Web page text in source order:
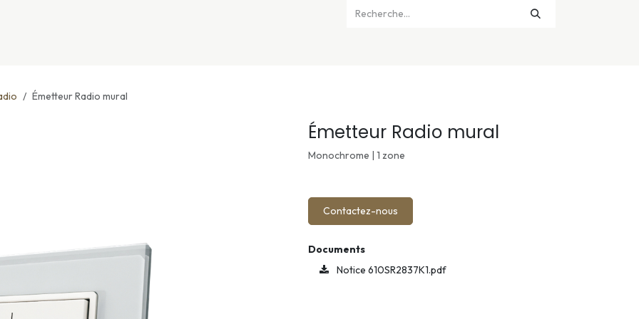
Émetteur Radio mural
Émetteur Radio mural
Monochrome | 1 zone
Contactez-nous
Documents
Notice 610SR2837K1.pdf